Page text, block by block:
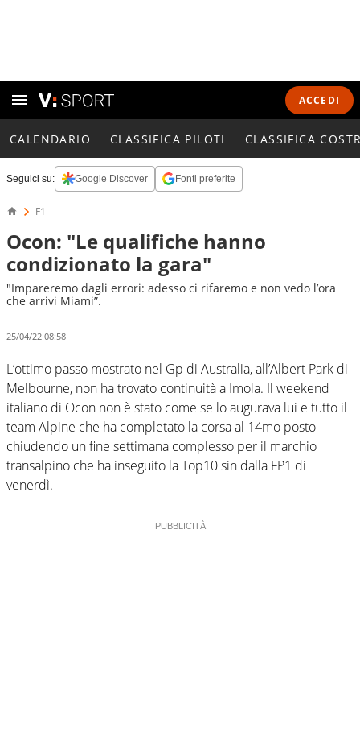
ACCEDI
CALENDARIO CLASSIFICA PILOTI CLASSIFICA
Seguici su: Google Discover Fonti preferite
F1
Ocon: "Le qualifiche hanno
condizionato la gara"
"Impareremo dagli errori: adesso ci rifaremo e non vedo l’ora
che arrivi Miami”.
25/04/22 08:58
L’ottimo passo mostrato nel Gp di Australia, all’Albert Park di
Melbourne, non ha trovato continuità a Imola. Il weekend
italiano di Ocon non è stato come se lo augurava lui e tutto il
team Alpine che ha completato la corsa al 14mo posto
chiudendo un fine settimana complesso per il marchio
transalpino che ha inseguito la Top10 sin dalla FP1 di
venerdì.